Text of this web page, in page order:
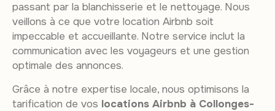
passant par la blanchisserie et le nettoyage. Nous
veillons à ce que votre location Airbnb soit
impeccable et accueillante. Notre service inclut la
communication avec les voyageurs et une gestion
optimale des annonces.
Grâce à notre expertise locale, nous optimisons la
tarification de vos locations Airbnb à Collonges-